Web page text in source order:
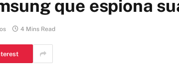
que espiona
4 Mins Read